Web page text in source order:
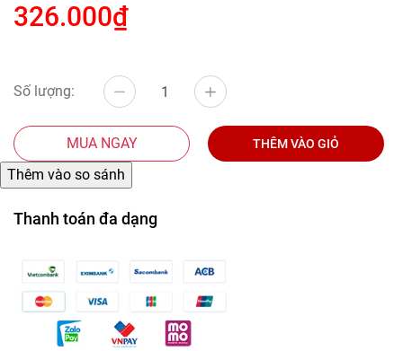
326.000₫
Số lượng:
MUA NGAY THÊM VÀO GIỎ
Thanh toán đa dạng